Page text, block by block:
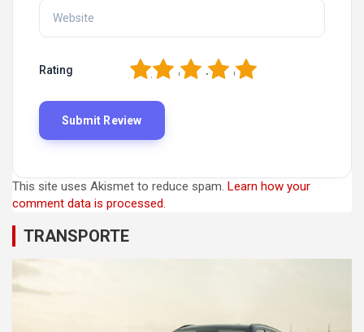
Rating 5
4
3
2
This site uses Akismet to reduce spam. Learn how your
comment data is processed.
TRANSPORTE